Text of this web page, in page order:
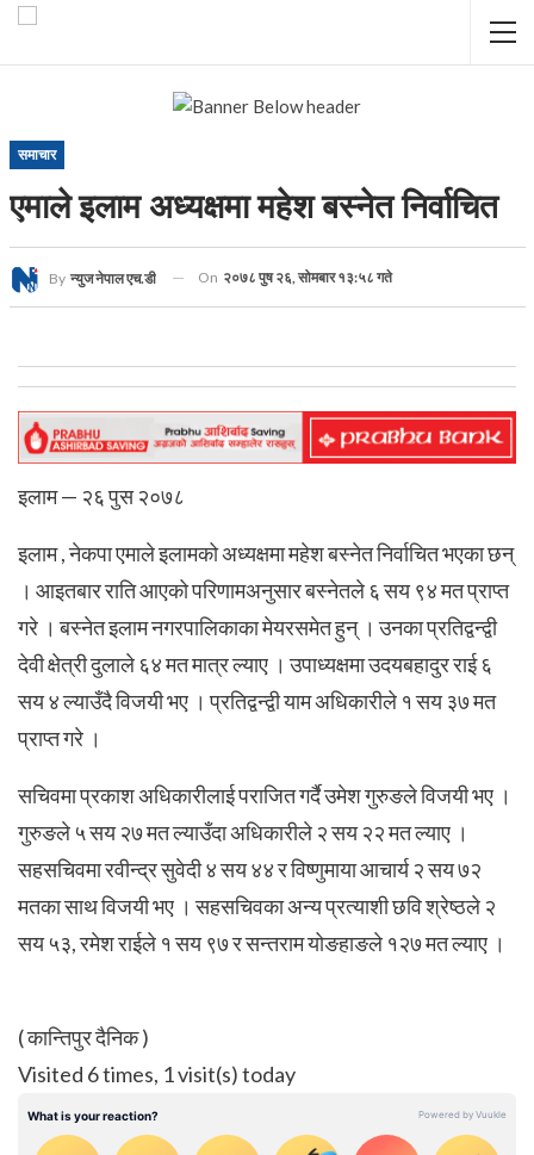
समाचार
एमाले इलाम अध्यक्षमा महेश बस्नेत निर्वाचित
By न्युज नेपाल एच.डी On २०७८ पुष २६, सोमबार १३:५८ गते
इलाम — २६ पुस २०७८
इलाम , नेकपा एमाले इलामको अध्यक्षमा महेश बस्नेत निर्वाचित भएका छन्
। आइतबार राति आएको परिणामअनुसार बस्नेतले ६ सय ९४ मत प्राप्त
गरे । बस्नेत इलाम नगरपालिकाका मेयरसमेत हुन् ।उनका प्रतिद्वन्द्वी
देवी क्षेत्री दुलाले ६४ मत मात्र ल्याए । उपाध्यक्षमा उदयबहादुर राई ६
सय ४ ल्याउँदै विजयी भए । प्रतिद्वन्द्वी याम अधिकारीले १ सय ३७ मत
प्राप्त गरे ।
सचिवमा प्रकाश अधिकारीलाई पराजित गर्दै उमेश गुरुङले विजयी भए ।
गुरुङले ५ सय २७ मत ल्याउँदा अधिकारीले २ सय २२ मत ल्याए ।
सहसचिवमा रवीन्द्र सुवेदी ४ सय ४४ र विष्णुमाया आचार्य २ सय ७२
मतका साथ विजयी भए । सहसचिवका अन्य प्रत्याशी छवि श्रेष्ठले २
सय ५३, रमेश राईले १ सय ९७ र सन्तराम योङहाङले १२७ मत ल्याए ।
( कान्तिपुर दैनिक )
Visited 6 times, 1 visit(s) today